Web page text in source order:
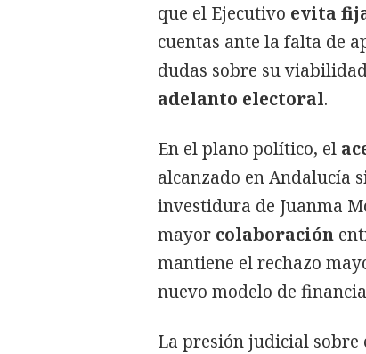
que el Ejecutivo evita
cuentas ante la falta de
dudas sobre su
adelanto electoral.
En el plano político, el
alcanzado en Andalucía
investidura de Juanma
mayor colaboración
mantiene el rechazo
nuevo modelo de
La presión judicial sobre